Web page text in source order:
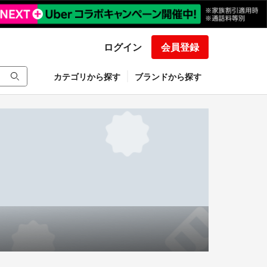
ログイン 会員登録
カテゴリから探す ブランドから探す